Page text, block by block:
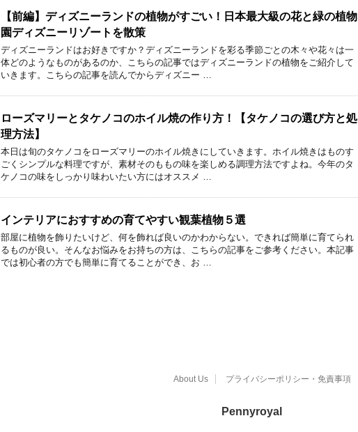
【前編】ディズニーランドの植物がすごい！日本最大級の花と緑の植物
園ディズニーリゾートを散策
ディズニーランドはお好きですか？ディズニーランドを彩る季節ごとの木々や花々は一
体どのようなものがあるのか、こちらの記事ではディズニーランドの植物をご紹介して
いきます。こちらの記事を読んでからディズニー …
ローズマリーとタケノコのホイル焼の作り方！【タケノコの選び方と処
理方法】
本日は旬のタケノコをローズマリーのホイル焼きにしていきます。ホイル焼きはものす
ごくシンプルな料理ですが、素材そのももの味を楽しめる調理方法ですよね。今年のタ
ケノコの味をしっかり味わいたい方にはオススメ …
インテリアにおすすめの育てやすい観葉植物５選
部屋に植物を飾りたいけど、何を飾れば良いのかわからない。できれば簡単に育てられ
るものが良い。そんなお悩みをお持ちの方は、こちらの記事をご参考ください。本記事
では初心者の方でも簡単に育てることができ、お …
About Us プライバシーポリシー・免責事項
Pennyroyal